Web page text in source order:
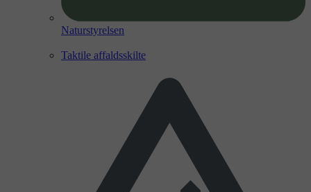
Naturstyrelsen
Taktile affaldsskilte